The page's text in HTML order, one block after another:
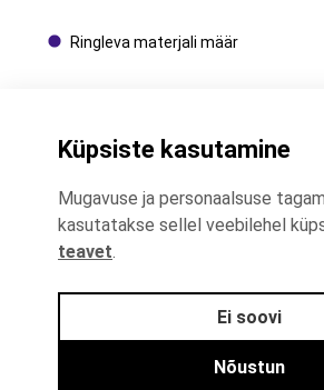
Ringleva materjali määr
Küpsiste kasutamine
Mugavuse ja personaalsuse
kasutatakse sellel veebilehel
teavet.
Ei soovi
Nõustun
Kontaktid
+372 625 9300
stat@stat.ee